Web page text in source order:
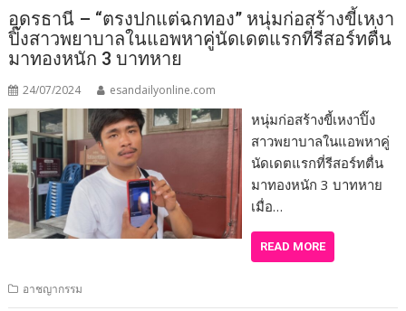
อุดรธานี – “ตรงปกแต่ฉกทอง” หนุ่มก่อสร้างขี้เหงา
ปิ๊งสาวพยาบาลในแอพหาคู่นัดเดตแรกที่รีสอร์ทตื่น
มาทองหนัก 3 บาทหาย
24/07/2024 esandailyonline.com
หนุ่มก่อสร้างขี้เหงาปิ๊ง
สาวพยาบาลในแอพหาคู่
นัดเดตแรกที่รีสอร์ทตื่น
มาทองหนัก 3 บาทหาย
เมื่อ…
READ MORE
อาชญากรรม